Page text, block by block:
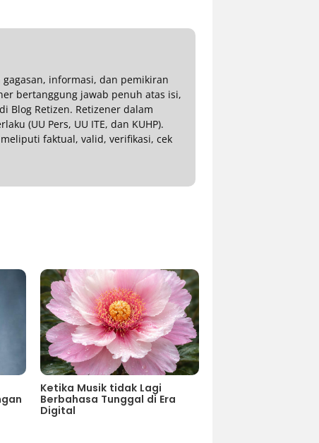
informasi, dan pemikiran
bertanggung jawab penuh atas isi,
Blog Retizen. Retizener dalam
(UU Pers, UU ITE, dan KUHP).
faktual, valid, verifikasi, cek
Ketika Musik tidak Lagi
Berbahasa Tunggal di Era
Digital